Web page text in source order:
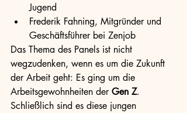
Jugend
Frederik Fahning, Mitgründer und
Geschäftsführer bei Zenjob
Das Thema des Panels ist nicht
wegzudenken, wenn es um die Zukunft
der Arbeit geht: Es ging um die
Arbeitsgewohnheiten der Gen Z.
Schließlich sind es diese jungen